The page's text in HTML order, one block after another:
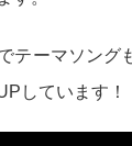
テーマソング
しています！